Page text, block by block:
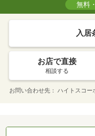
無料
入居
お店で直接
相談する
お問い合わせ先 ハイトスコ